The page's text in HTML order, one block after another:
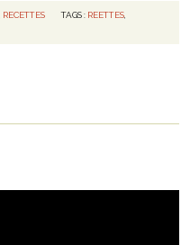
RECETTES TAGS : REETTES